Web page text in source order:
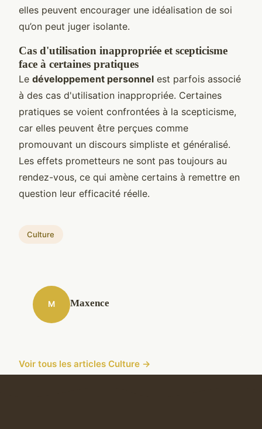
elles peuvent encourager une idéalisation de soi
qu’on peut juger isolante.
Cas d'utilisation inappropriée et scepticisme
face à certaines pratiques
Le développement personnel est parfois associé
à des cas d'utilisation inappropriée. Certaines
pratiques se voient confrontées à la scepticisme,
car elles peuvent être perçues comme
promouvant un discours simpliste et généralisé.
Les effets prometteurs ne sont pas toujours au
rendez-vous, ce qui amène certains à remettre en
question leur efficacité réelle.
Culture
M Maxence
Voir tous les articles Culture →